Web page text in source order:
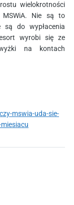
wielokrotności
MSWiA. Nie są to
są do wypłacenia
wyrobi się ze
na kontach
mswia-uda-sie-